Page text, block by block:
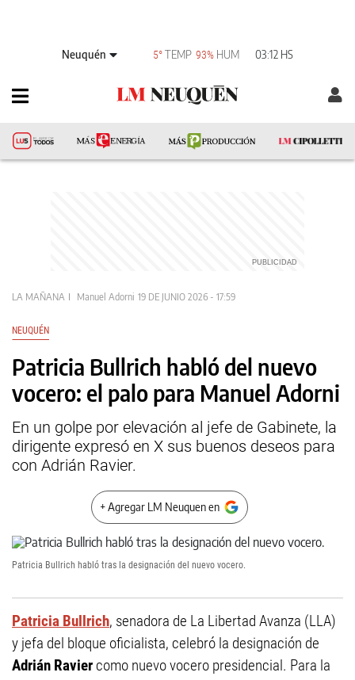
Neuquén 5°TEMP 93% HUM 03:12 HS
LA MAÑANA Manuel Adorni 19 DE JUNIO 2026 - 17:59
NEUQUÉN
Patricia Bullrich habló del nuevo
vocero: el palo para Manuel Adorni
En un golpe por elevación al jefe de Gabinete, la
dirigente expresó en X sus buenos deseos para
con Adrián Ravier.
+ Agregar LM Neuquen en
Patricia Bullrich habló tras la designación del nuevo vocero.
Patricia Bullrich, senadora de La Libertad Avanza (LLA)
y jefa del bloque oficialista, celebró la designación de
Adrián Ravier como nuevo vocero presidencial. Para la